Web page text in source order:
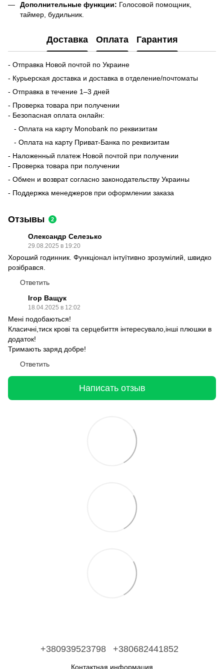
Дополнительные функции: Голосовой помощник,
таймер, будильник.
Доставка Оплата Гарантия
- Отправка Новой почтой по Украине
- Курьерская доставка и доставка в отделение/почтоматы
- Отправка в течение 1–3 дней
- Проверка товара при получении
- Безопасная оплата онлайн:
- Оплата на карту Monobank по реквизитам
- Оплата на карту Приват-Банка по реквизитам
- Наложенный платеж Новой почтой при получении
- Проверка товара при получении
- Обмен и возврат согласно законодательству Украины
- Поддержка менеджеров при оформлении заказа
Отзывы 2
Олександр Селезько
29.08.2025 в 19:20
Хороший годинник. Функціонал інтуїтивно зрозумілий, швидко
розібрався.
Ответить
Ігор Ващук
18.04.2025 в 12:02
Мені подобаються!
Класичні,тиск крові та серцебиття інтересувало,інші плюшки в
додаток!
Тримають заряд добре!
Ответить
Написать отзыв
+380939523798 +380682441852
Контактная информация